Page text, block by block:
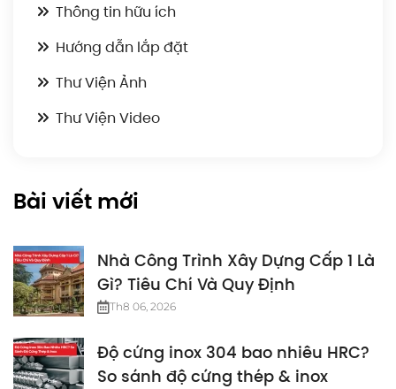
Thông tin hữu ích
Hướng dẫn lắp đặt
Thư Viện Ảnh
Thư Viện Video
Bài viết mới
Nhà Công Trình Xây Dựng Cấp 1 Là
Gì? Tiêu Chí Và Quy Định
Th8 06, 2026
Độ cứng inox 304 bao nhiêu HRC?
So sánh độ cứng thép & inox